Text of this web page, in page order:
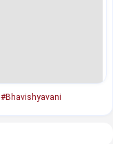
#Bhavishyavani